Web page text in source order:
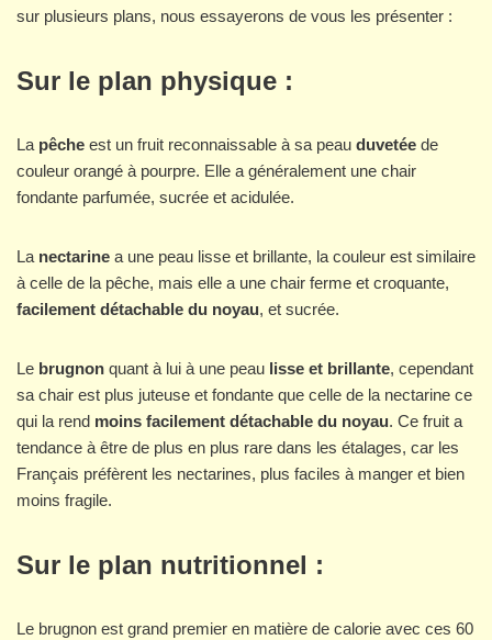
sur plusieurs plans, nous essayerons de vous les présenter :
Sur le plan physique :
La pêche est un fruit reconnaissable à sa peau duvetée de
couleur orangé à pourpre. Elle a généralement une chair
fondante parfumée, sucrée et acidulée.
La nectarine a une peau lisse et brillante, la couleur est similaire
à celle de la pêche, mais elle a une chair ferme et croquante,
facilement détachable du noyau, et sucrée.
Le brugnon quant à lui à une peau lisse et brillante, cependant
sa chair est plus juteuse et fondante que celle de la nectarine ce
qui la rend moins facilement détachable du noyau. Ce fruit a
tendance à être de plus en plus rare dans les étalages, car les
Français préfèrent les nectarines, plus faciles à manger et bien
moins fragile.
Sur le plan nutritionnel :
Le brugnon est grand premier en matière de calorie avec ces 60